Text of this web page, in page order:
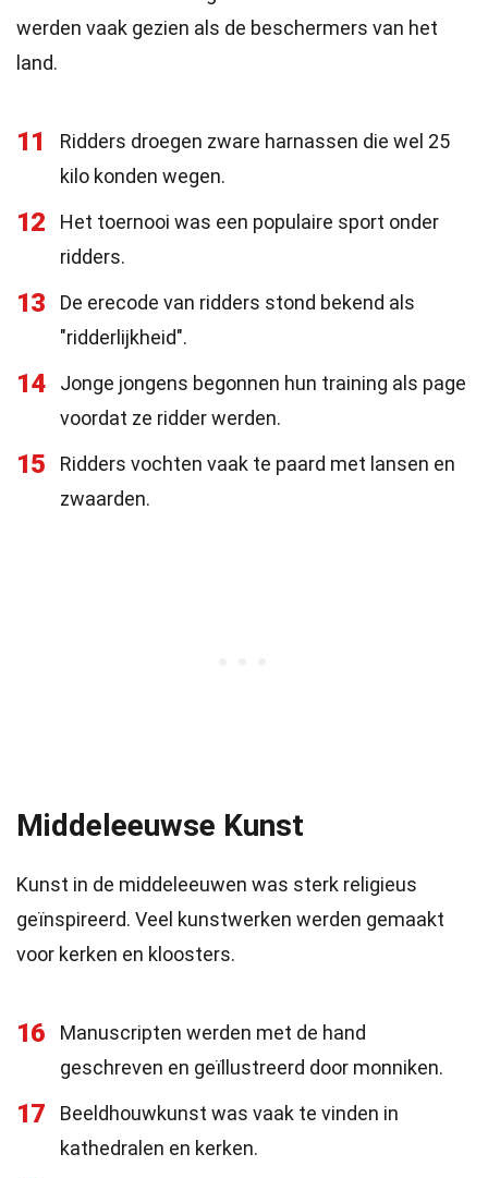
werden vaak gezien als de beschermers van het
land.
11
Ridders droegen zware harnassen die wel 25
kilo konden wegen.
12
Het toernooi was een populaire sport onder
ridders.
13
De erecode van ridders stond bekend als
"ridderlijkheid".
14
Jonge jongens begonnen hun training als page
voordat ze ridder werden.
15
Ridders vochten vaak te paard met lansen en
zwaarden.
Middeleeuwse Kunst
Kunst in de middeleeuwen was sterk religieus
geïnspireerd. Veel kunstwerken werden gemaakt
voor kerken en kloosters.
16
Manuscripten werden met de hand
geschreven en geïllustreerd door monniken.
17
Beeldhouwkunst was vaak te vinden in
kathedralen en kerken.